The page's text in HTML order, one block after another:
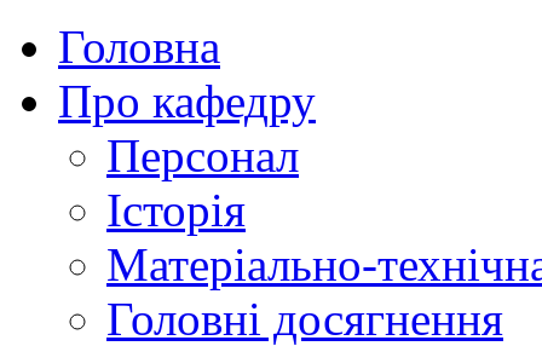
Головна
Про кафедру
Персонал
Історія
Матеріально-
Головні досягнення